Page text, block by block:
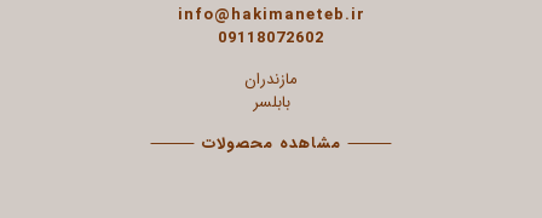
info@hakimaneteb.ir
09118072602
مازندران
بابلسر
⸻ مشاهده محصولات ⸻